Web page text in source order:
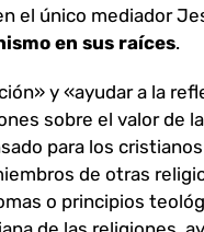
el único mediador
en sus raíces.
y «ayudar a la
sobre el valor de
para los
de otras
o principios